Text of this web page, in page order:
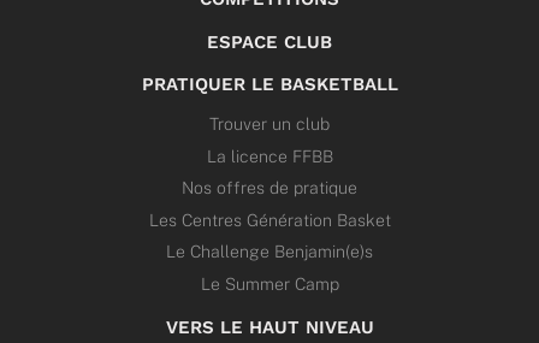
ESPACE CLUB
PRATIQUER LE BASKETBALL
Trouver un club
La licence FFBB
Nos offres de pratique
Les Centres Génération Basket
Le Challenge Benjamin(e)s
Le Summer Camp
VERS LE HAUT NIVEAU